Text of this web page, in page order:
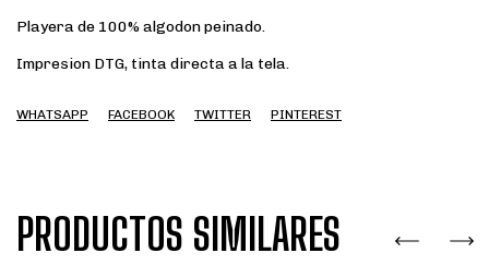
Playera de 100% algodon peinado.
Impresion DTG, tinta directa a la tela.
WHATSAPP FACEBOOK TWITTER PINTEREST
PRODUCTOS SIMILARES